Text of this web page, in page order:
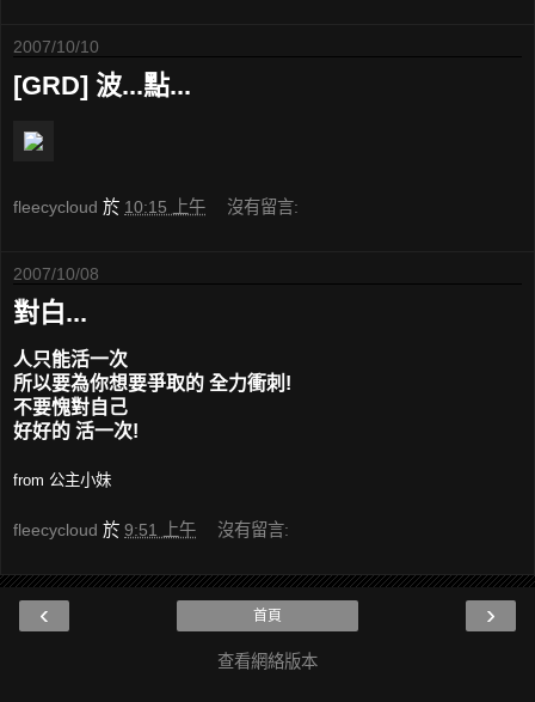
2007/10/10
[GRD] 波...點...
fleecycloud 於 10:15 上午 沒有留言:
2007/10/08
對白...
人只能活一次
所以要為你想要爭取的 全力衝刺!
不要愧對自己
好好的 活一次!
from 公主小妹
fleecycloud 於 9:51 上午 沒有留言:
‹ ›
首頁
查看網絡版本